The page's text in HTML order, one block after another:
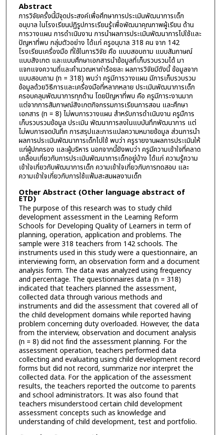
Abstract
การวิจัยครั้งนี้มีจุดประสงค์เพื่อศึกษาการประเมินพัฒนาการเด็ก
อนุบาล ในโรงเรียนปฏิรูปการเรียนรู้เพื่อพัฒนาคุณภาพผู้เรียน ด้าน
การวางแผน การดำเนินงาน การนำผลการประเมินพัฒนาการไปใช้และ
ปัญหาที่พบ กลุ่มตัวอย่าง ได้แก่ ครูอนุบาล 318 คน จาก 142
โรงเรียนเครื่องมือ ที่ใช้ในการวิจัย คือ แบบสอบถาม แบบสัมภาษณ์
แบบสังเกต และแบบศึกษาเอกสารนำข้อมูลที่เก็บรวบรวมได้ มา
แจกแจงความถี่และคำนวณหาค่าร้อยละ ผลการวิจัยมีดังนี้ ข้อมูลจาก
แบบสอบถาม (n = 318) พบว่า ครูมีการวางแผน มีการเก็บรวบรวม
ข้อมูลด้วยวิธีการและเครื่องมือที่หลากหลาย ประเมินพัฒนาการเด็ก
ครอบคลุมพัฒนาการทุกด้าน โดยปัญหาที่พบ คือ ครูมีภาระงานมาก
แต่จากการสัมภาษณ์สังเกตกิจกรรมการเรียนการสอน และศึกษา
เอกสาร (n = 8) ไม่พบการวางแผน สำหรับการดำเนินงาน ครูมืการ
เก็บรวบรวมข้อมูล ประเมิน พัฒนาการลงในแบบันทึกพัฒนาการ แต่
ไม่พบการจดบันทึก การสรุปและการแปลความหมายข้อมูล ส่วนการนำ
ผลการประเมินพัฒนาการเด็กไปใช้ พบว่า ครูรายงานผลการประเมินให้
แก่ผู้ปกครอง และผู้บริหาร นอกจากนี้ยังพบว่า ครูมีความเข้าใจที่คลาด
เคลื่อนเกี่ยวกับการประเมินพัฒนาการเด็กอยู่บ้าง ได้แก่ ความรู้ความ
เข้าใจเกี่ยวกับพัฒนาการเด็ก ความเข้าใจเกี่ยวกับการทดสอบ และ
ความเข้าใจเกี่ยวกับการใช้แฟ้มสะสมผลงานเด็ก
Other Abstract (Other language abstract of
ETD)
The purpose of this research was to study child
development assessment in the Learning Reform
Schools for Developing Quality of Learners in term of
planning, operation, application and problems. The
sample were 318 teachers from 142 schools. The
instruments used in this study were a questionnaire, an
interviewing form, an observation form and a document
analysis form. The data was analyzed using frequency
and percentage. The questionnaires data (n = 318)
indicated that teachers planned the assessment,
collected data through various methods and
instruments and did the assessment that covered all of
the child development domains while reported having
problem concerning duty overloaded. However, the data
from the interview, observation and document analysis
(n = 8) did not find the assessment planning. For the
assessment operation, teachers performed data
collecting and evaluating using child development record
forms but did not record, summarize nor interpret the
collected data. For the application of the assessment
results, the teachers reported the outcome to parents
and school administrators. It was also found that
teachers misunderstood certain child development
assessment concepts such as knowledge and
understanding of child development, test and portfolio.